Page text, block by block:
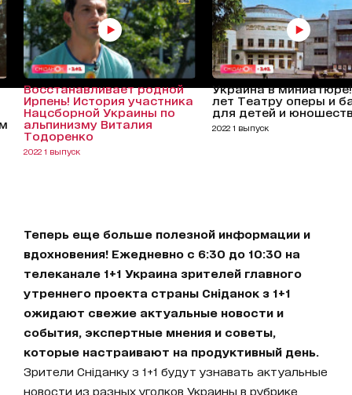
Восстанавливает родной
Ирпень! История участника
Нацсборной Украины по
альпинизму Виталия
Тодоренко
2022 1 выпуск
Украина в
лет Театру оперы и
для детей и
2022 1 выпуск
Теперь еще больше полезной информации и
вдохновения! Ежедневно с 6:30 до 10:30 на
телеканале 1+1 Украина зрителей главного
утреннего проекта страны Сніданок з 1+1
ожидают свежие актуальные новости и
события, экспертные мнения и советы,
которые настраивают на продуктивный день.
Зрители Сніданку з 1+1 будут узнавать актуальные
новости из разных уголков Украины в рубрике